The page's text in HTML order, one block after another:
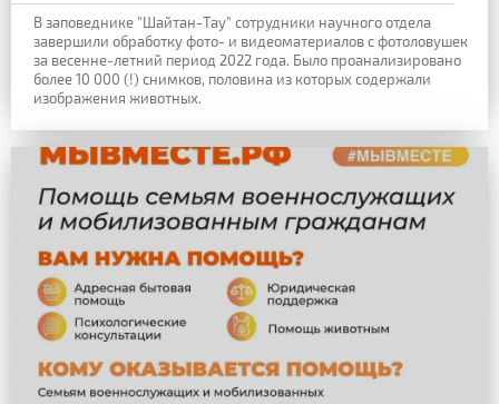
В заповеднике "Шайтан-Тау" сотрудники научного отдела
завершили обработку фото- и видеоматериалов с фотоловушек
за весенне-летний период 2022 года. Было проанализировано
более 10 000 (!) снимков, половина из которых содержали
изображения животных.